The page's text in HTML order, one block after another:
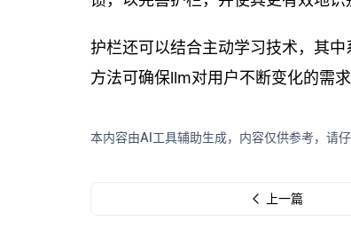
护栏还可以结合主动学习技术，其
方法可确保llm对用户不断变化的需
本内容由AI工具辅助生成，内容仅供参考，请
上一篇